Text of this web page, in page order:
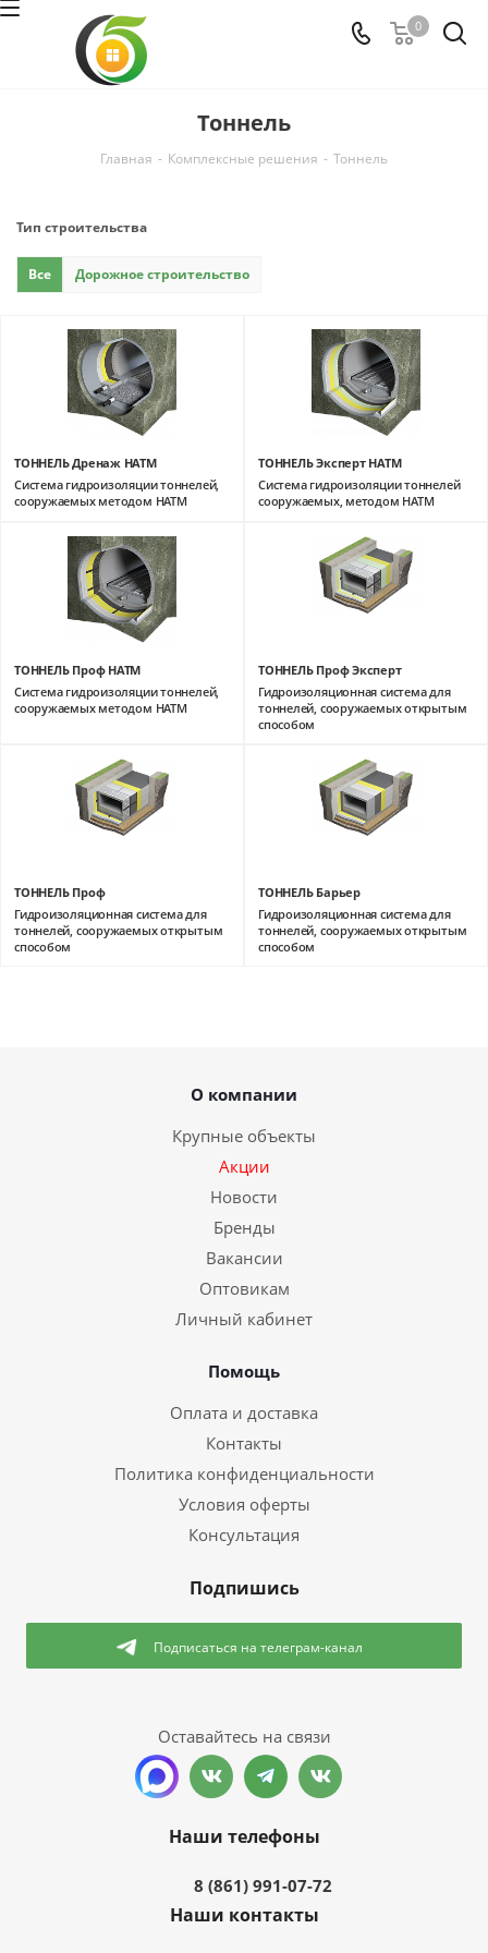
0
Тоннель
Главная - Комплексные решения - Тоннель
Тип строительства
Все Дорожное строительство
ТОННЕЛЬ Дренаж НАТМ
Система гидроизоляции тоннелей,
сооружаемых методом HATM
ТОННЕЛЬ Эксперт НАТМ
Система гидроизоляции тоннелей
сооружаемых, методом HATM
ТОННЕЛЬ Проф НАТМ
Система гидроизоляции тоннелей,
сооружаемых методом HATM
ТОННЕЛЬ Проф Эксперт
Гидроизоляционная система для
тоннелей, сооружаемых открытым
способом
ТОННЕЛЬ Проф
Гидроизоляционная система для
тоннелей, сооружаемых открытым
способом
ТОННЕЛЬ Барьер
Гидроизоляционная система для
тоннелей, сооружаемых открытым
способом
О компании
Крупные объекты
Акции
Новости
Бренды
Вакансии
Оптовикам
Личный кабинет
Помощь
Оплата и доставка
Контакты
Политика конфиденциальности
Условия оферты
Консультация
Подпишись
Подписаться на телеграм-канал
Оставайтесь на связи
Наши телефоны
8 (861) 991-07-72
Наши контакты